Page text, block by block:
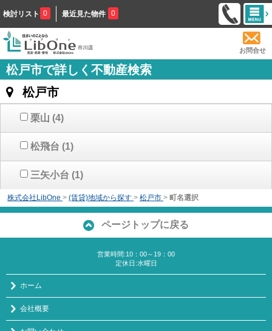
検討リスト 0 最近見た物件 0
お問合せ
松戸市で詳しく不動産検索
松戸市
栗山 (4)
松飛台 (1)
三矢小台 (1)
株式会社LibOne > (賃貸)地域から探す > 松戸市 > 町名選択
ページトップに戻る
営業時間:10：00～19：00
定休日:水曜日
ホーム
会社概要